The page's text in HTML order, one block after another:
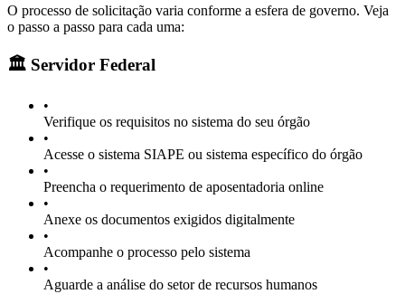
O processo de solicitação varia conforme a esfera de governo. Veja
o passo a passo para cada uma:
🏛️ Servidor Federal
•
Verifique os requisitos no sistema do seu órgão
•
Acesse o sistema SIAPE ou sistema específico do órgão
•
Preencha o requerimento de aposentadoria online
•
Anexe os documentos exigidos digitalmente
•
Acompanhe o processo pelo sistema
•
Aguarde a análise do setor de recursos humanos